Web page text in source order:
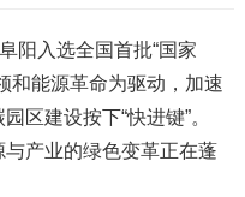
入选全国首批“国家
能源革命为驱动，加速
区建设按下“快进键”。
产业的绿色变革正在蓬